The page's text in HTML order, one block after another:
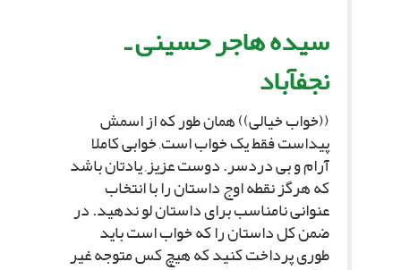
سیده هاجر حسینى ـ
نجفآباد
((خواب خیالى)) همان طور که از اسمش
پیداست فقط یک خواب است, خوابى کاملا
آرام و بى دردسر. دوست عزیز, یادتان باشد
که هرگز نقطه اوج داستان را با انتخاب
عنوانى نامناسب براى داستان لو ندهید. در
ضمن کل داستان را که خواب است باید
طورى پرداخت کنید که هیچ کس متوجه غیر